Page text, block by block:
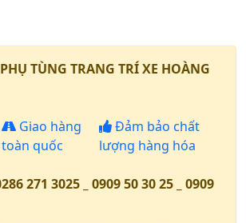
TÙNG TRANG TRÍ XE HOÀNG
Giao hàng
toàn quốc
Đảm bảo chất
lượng hàng hóa
271 3025 _ 0909 50 30 25 _ 0909